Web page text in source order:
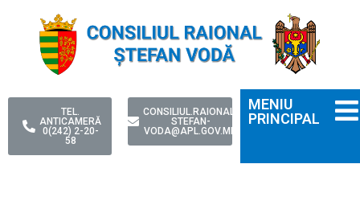
TEL.
ANTICAMERĂ
0(242) 2-20-
58
CONSILIUL.RAIONAL-
STEFAN-
VODA@APL.GOV.MD
MENIU
PRINCIPAL